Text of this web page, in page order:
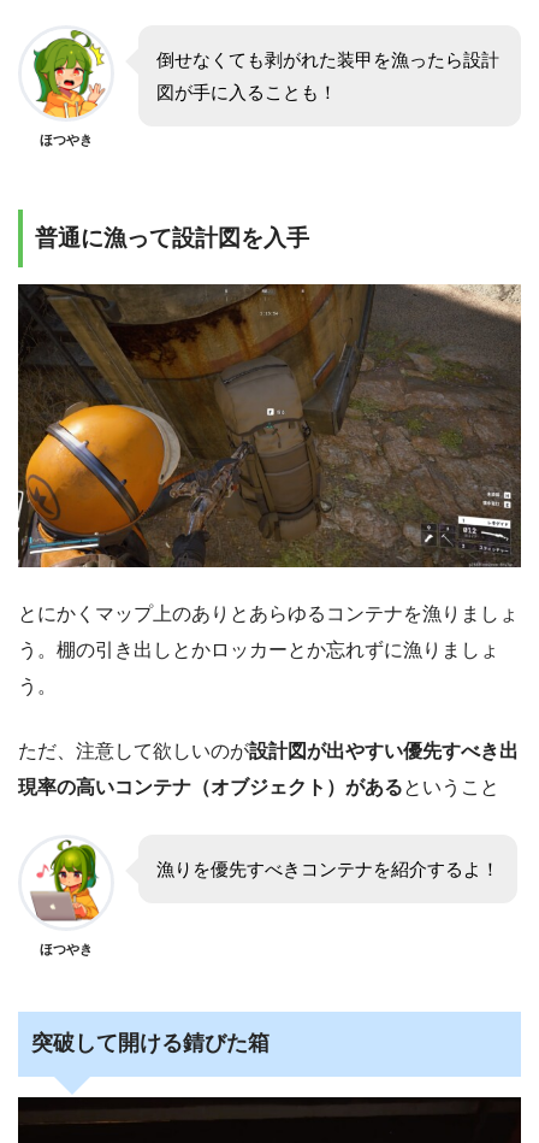
ほつやき
倒せなくても剥がれた装甲を漁ったら設計
図が手に入ることも！
普通に漁って設計図を入手
とにかくマップ上のありとあらゆるコンテナを漁りましょ
う。棚の引き出しとかロッカーとか忘れずに漁りましょ
う。
ただ、注意して欲しいのが設計図が出やすい優先すべき出
現率の高いコンテナ（オブジェクト）があるということ
ほつやき
漁りを優先すべきコンテナを紹介するよ！
突破して開ける錆びた箱